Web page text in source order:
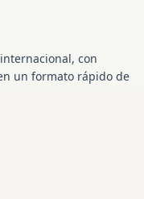
con
un formato rápido de